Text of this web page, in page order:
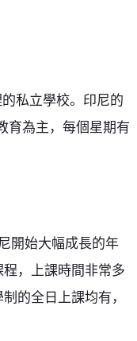
私立學校。印尼的
育為主，每個星期有
開始大幅成長的年
，上課時間非常多
的全日上課均有，